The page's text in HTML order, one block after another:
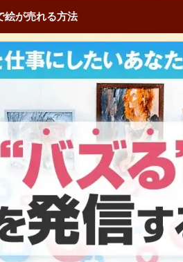
絵が売れる方法